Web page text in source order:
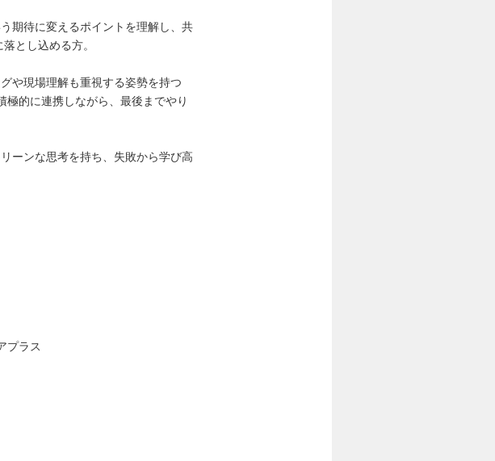
期待に変えるポイントを理解し、共
とし込める方。
や現場理解も重視する姿勢を持つ
的に連携しながら、最後までやり
ーンな思考を持ち、失敗から学び高
プラス